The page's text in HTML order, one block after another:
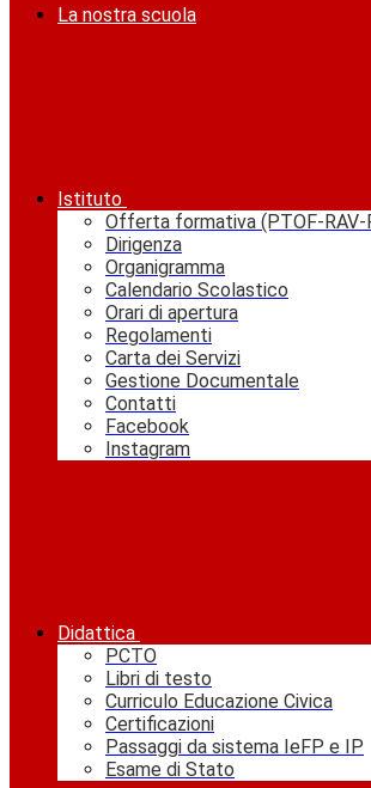
La nostra scuola
Istituto
Offerta formativa (PTOF-RAV-
Dirigenza
Organigramma
Calendario Scolastico
Orari di apertura
Regolamenti
Carta dei Servizi
Gestione Documentale
Contatti
Facebook
Instagram
Didattica
PCTO
Libri di testo
Curriculo Educazione Civica
Certificazioni
Passaggi da sistema IeFP e IP
Esame di Stato